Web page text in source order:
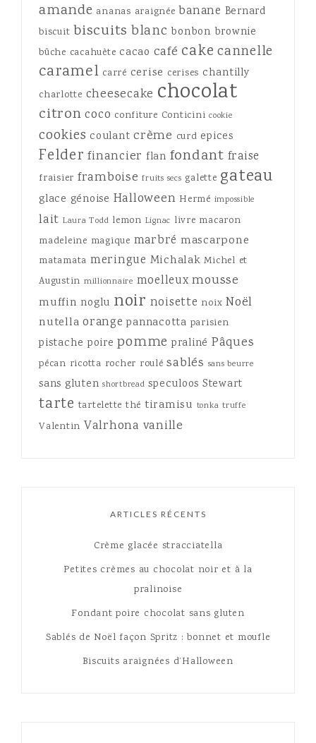
amande ananas araignée banane Bernard
biscuit biscuits blanc bonbon brownie
bûche cacahuète cacao café cake cannelle
caramel carré cerise cerises chantilly
charlotte cheesecake chocolat
citron coco confiture Conticini cookie
cookies coulant crème curd epices
Felder financier flan fondant fraise
fraisier framboise fruits secs galette gateau
glace génoise Halloween Hermé impossible
lait Laura Todd lemon Lignac livre macaron
madeleine magique marbré mascarpone
matamata meringue Michalak Michel et
Augustin millionnaire moelleux mousse
muffin noglu noir noisette noix Noël
nutella orange pannacotta parisien
pistache poire pomme praliné Pâques
pécan ricotta rocher roulé sablés sans beurre
sans gluten shortbread speculoos Stewart
tarte tartelette thé tiramisu tonka truffe
Valentin Valrhona vanille
ARTICLES RÉCENTS
Crème glacée stracciatella
Petites crèmes au chocolat noir et à la
pralinoise
Fondant poire chocolat sans gluten
Sablés de Noël façon Spritz : bonnet et moufle
Biscuits araignées d’Halloween